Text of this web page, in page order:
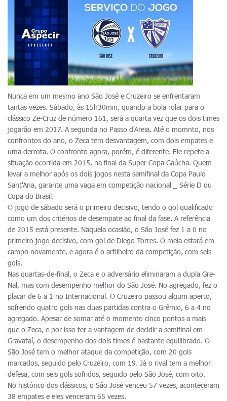
Nunca em um mesmo ano São José e Cruzeiro se enfrentaram
tantas vezes. Sábado, às 15h30min, quando a bola rolar para o
clássico Ze-Cruz de número 161, será a quarta vez que os dois times
jogarão em 2017. A segunda no Passo d'Areia. Até o momnto, nos
confrontos do ano, o Zeca tem desvantagem, com dois empates e
uma derrota. O confronto agora, porém, é diferente. Ele repete a
situação ocorrida em 2015, na final da Super Copa Gaúcha. Quem
levar a melhor após os dois jogos nesta semifinal da Copa Paulo
Sant'Ana, garante uma vaga em competição nacional _ Série D ou
Copa do Brasil.
O jogo de sábado será o primeiro decisivo, tendo o gol qualificado
como um dos critérios de desempate ao final da fase. A referência
de 2015 está presente. Naquela ocasião, o São José fez 1 a 0 no
primeiro jogo decisivo, com gol de Diego Torres. O meia estará em
campo novamente, e agora é o artilheiro da competição, com seis
gols.
Nas quartas-de-final, o Zeca e o adversário eliminaram a dupla Gre-
Nal, mas com desempenho melhor do São José. No agregado, fez o
placar de 6 a 1 no Internacional. O Cruzeiro passou algum aperto,
sofrendo quatro gols nas duas partidas contra o Grêmio, 6 a 4 no
agregado. Apesar de somar até o momento cinco pontos a mais
que o Zeca, e por isso ter a vantagem de decidir a semifinal em
Gravataí, o desempenho dos dois times é bastante equilibrado. O
São José tem o melhor ataque da competição, com 20 gols
marcados, seguido pelo Cruzeiro, com 19. Já o rival tem a melhor
defesa, com seis gols sofridos, seguido pelo São José, com oito.
No histórico dos clássicos, o São José venceu 57 vezes, aconteceram
38 empates e eles venceram 65 vezes.